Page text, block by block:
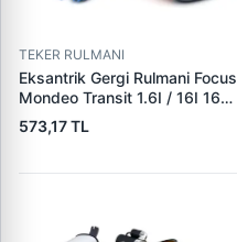
TEKER RULMANI
Eksantrik Gergi Rulmani Focus
Mondeo Transit 1.6I / 16I 16V
/ 1.8I / 1.8 1 16V / 2.0I 96> |
ABA 25853879 | OEM XS7G
573,17 TL